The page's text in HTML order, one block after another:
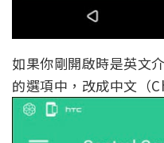
如果你剛開啟時是英文
的選項中，改成中文（